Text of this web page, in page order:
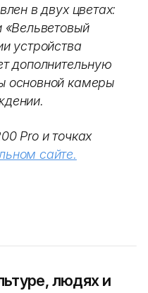
в двух цветах:
«Вельветовый
устройства
дополнительную
основной камеры
Pro и точках
сайте.
людях и